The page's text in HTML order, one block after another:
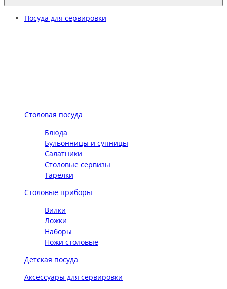
Посуда для сервировки
Столовая посуда
Блюда
Бульонницы и супницы
Салатники
Столовые сервизы
Тарелки
Столовые приборы
Вилки
Ложки
Наборы
Ножи столовые
Детская посуда
Аксессуары для сервировки